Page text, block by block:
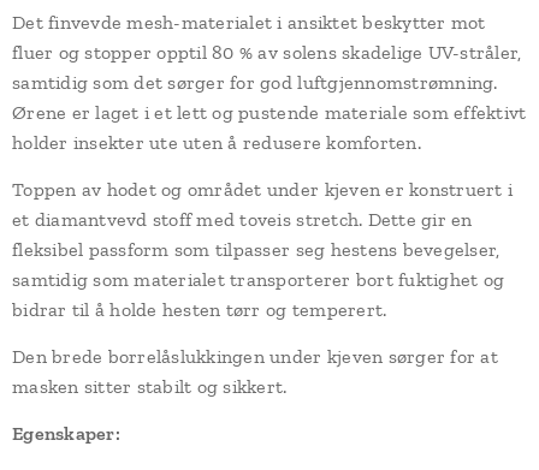
Det finvevde mesh-materialet i ansiktet beskytter mot
fluer og stopper opptil 80 % av solens skadelige UV-stråler,
samtidig som det sørger for god luftgjennomstrømning.
Ørene er laget i et lett og pustende materiale som effektivt
holder insekter ute uten å redusere komforten.
Toppen av hodet og området under kjeven er konstruert i
et diamantvevd stoff med toveis stretch. Dette gir en
fleksibel passform som tilpasser seg hestens bevegelser,
samtidig som materialet transporterer bort fuktighet og
bidrar til å holde hesten tørr og temperert.
Den brede borrelåslukkingen under kjeven sørger for at
masken sitter stabilt og sikkert.
Egenskaper: